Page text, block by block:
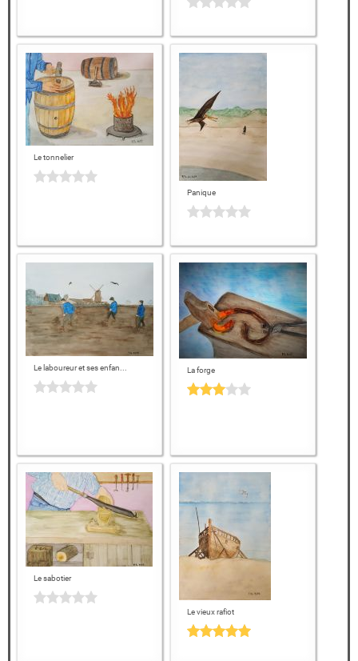
Le tonnelier
Panique
Le laboureur et ses enfan... La forge
Le sabotier
Le vieux rafiot